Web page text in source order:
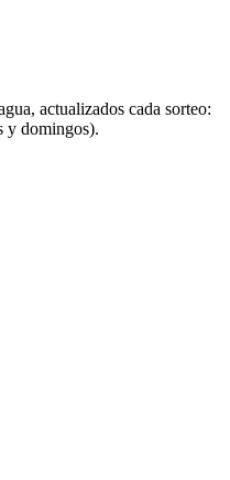
actualizados cada sorteo:
y domingos).